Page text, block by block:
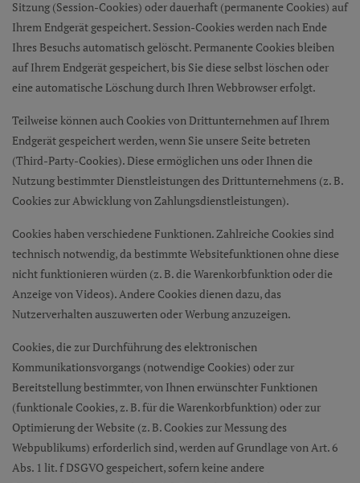
Sitzung (Session-Cookies) oder dauerhaft (permanente Cookies) auf
Ihrem Endgerät gespeichert. Session-Cookies werden nach Ende
Ihres Besuchs automatisch gelöscht. Permanente Cookies bleiben
auf Ihrem Endgerät gespeichert, bis Sie diese selbst löschen oder
eine automatische Löschung durch Ihren Webbrowser erfolgt.
Teilweise können auch Cookies von Drittunternehmen auf Ihrem
Endgerät gespeichert werden, wenn Sie unsere Seite betreten
(Third-Party-Cookies). Diese ermöglichen uns oder Ihnen die
Nutzung bestimmter Dienstleistungen des Drittunternehmens (z. B.
Cookies zur Abwicklung von Zahlungsdienstleistungen).
Cookies haben verschiedene Funktionen. Zahlreiche Cookies sind
technisch notwendig, da bestimmte Websitefunktionen ohne diese
nicht funktionieren würden (z. B. die Warenkorbfunktion oder die
Anzeige von Videos). Andere Cookies dienen dazu, das
Nutzerverhalten auszuwerten oder Werbung anzuzeigen.
Cookies, die zur Durchführung des elektronischen
Kommunikationsvorgangs (notwendige Cookies) oder zur
Bereitstellung bestimmter, von Ihnen erwünschter Funktionen
(funktionale Cookies, z. B. für die Warenkorbfunktion) oder zur
Optimierung der Website (z. B. Cookies zur Messung des
Webpublikums) erforderlich sind, werden auf Grundlage von Art. 6
Abs. 1 lit. f DSGVO gespeichert, sofern keine andere